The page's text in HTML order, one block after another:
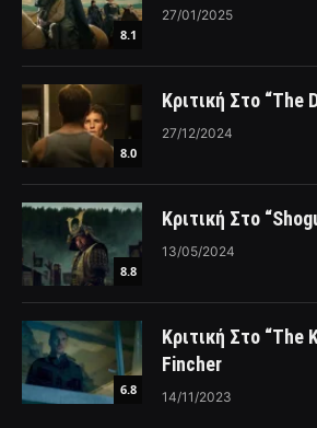
8.1
27/01/2025
8.0
Κριτική Στο “The
27/12/2024
8.8
Κριτική Στο
13/05/2024
6.8
Κριτική Στο “The
Fincher
14/11/2023